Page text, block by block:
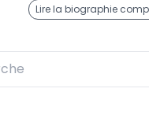
Lire la biographie